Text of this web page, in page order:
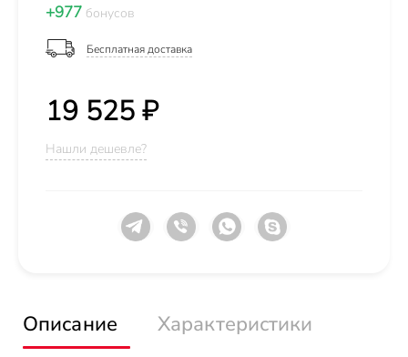
+977 бонусов
Бесплатная доставка
19 525 ₽
Нашли дешевле?
Описание
Характеристики